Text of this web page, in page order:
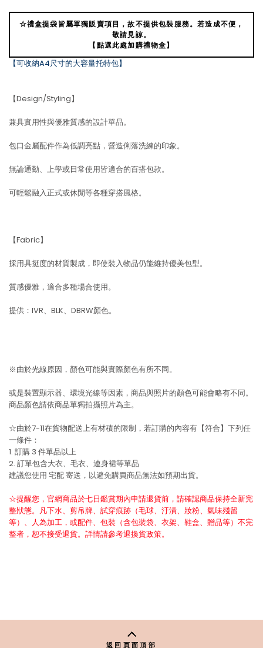
☆禮盒提袋皆屬單獨販賣項目，故不提供包裝服務。若造成不便，
敬請見諒。
【點選此處加購禮物盒】
【可收納A4尺寸的大容量托特包】
【Design/Styling】
兼具實用性與優雅質感的設計單品。
包口金屬配件作為低調亮點，營造俐落洗練的印象。
無論通勤、上學或日常使用皆適合的百搭包款。
可輕鬆融入正式或休閒等各種穿搭風格。
【Fabric】
採用具挺度的材質製成，即使裝入物品仍能維持優美包型。
質感優雅，適合多種場合使用。
提供：IVR、BLK、DBRW顏色。
※由於光線原因，顏色可能與實際顏色有所不同。
或是裝置顯示器、環境光線等因素，商品與照片的顏色可能會略有不同。
商品顏色請依商品單獨拍攝照片為主。
☆由於7-11在貨物配送上有材積的限制，若訂購的內容有【符合】下列任
一條件：
1. 訂購 3 件單品以上
2. 訂單包含大衣、毛衣、連身裙等單品
建議您使用 宅配寄送，以避免購買商品無法如預期出貨。
☆提醒您，官網商品於七日鑑賞期內申請退貨前，請確認商品保持全新完
整狀態。凡下水、剪吊牌、試穿痕跡（毛球、汙漬、妝粉、氣味殘留
等）、人為加工，或配件、包裝（含包裝袋、衣架、鞋盒、贈品等）不完
整者，恕不接受退貨。詳情請參考退換貨政策。
返回頁面頂部